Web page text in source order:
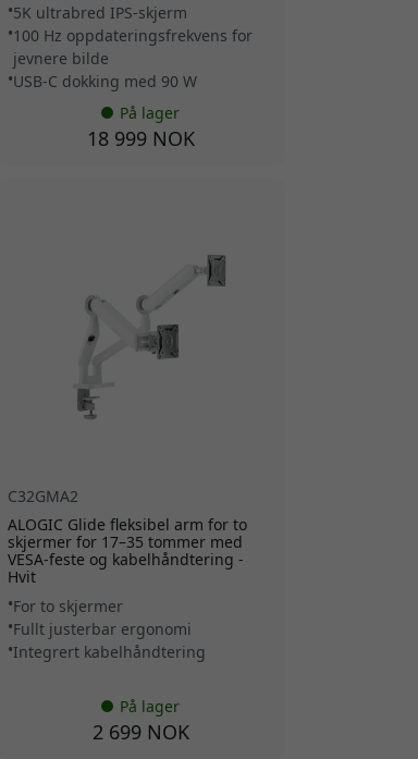
5K ultrabred IPS-skjerm
100 Hz oppdateringsfrekvens for
jevnere bilde
USB-C dokking med 90 W
På lager
18 999 NOK
C32GMA2
ALOGIC Glide fleksibel arm for to
skjermer for 17–35 tommer med
VESA-feste og kabelhåndtering -
Hvit
For to skjermer
Fullt justerbar ergonomi
Integrert kabelhåndtering
På lager
2 699 NOK